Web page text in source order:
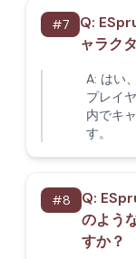
#7 Q:
ャラク
A: はい
プレイ
内でキ
す。
#8 Q:
のよう
すか？